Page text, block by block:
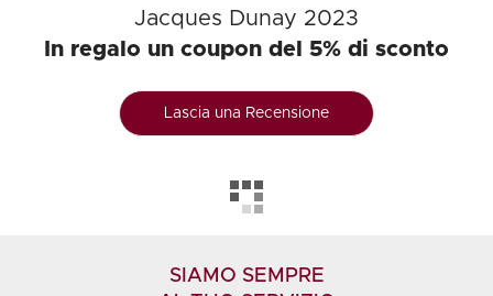
Jacques Dunay 2023
In regalo un coupon del 5% di sconto
Lascia una Recensione
SIAMO SEMPRE